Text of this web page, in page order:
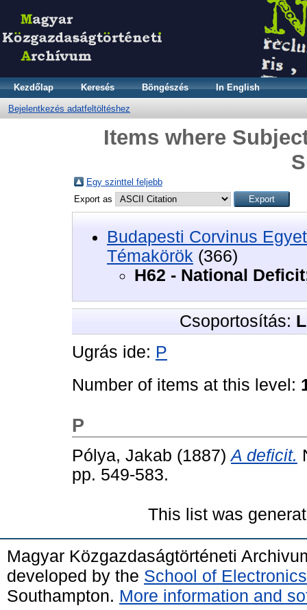
Kezdőlap Keresés Böngészés In English
Bejelentkezés adatfeltöltéshez
Items where
Egy szinttel feljebb
Export as
Budapesti Corvinus
Témakörök (366)
H62 - National
Csoportosítás:
Ugrás ide: P
Number of items at this level:
P
Pólya, Jakab (1887)A deficit.
pp. 549-583.
This list was
Magyar Közgazdaságtörténeti
developed by the School of
Southampton. More information and